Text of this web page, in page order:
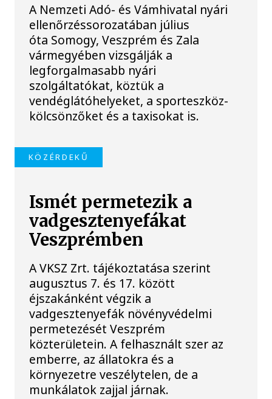
A Nemzeti Adó- és Vámhivatal nyári
ellenőrzéssorozatában július
óta Somogy, Veszprém és Zala
vármegyében vizsgálják a
legforgalmasabb nyári
szolgáltatókat, köztük a
vendéglátóhelyeket, a sporteszköz-
kölcsönzőket és a taxisokat is.
KÖZÉRDEKŰ
Ismét permetezik a
vadgesztenyefákat
Veszprémben
A VKSZ Zrt. tájékoztatása szerint
augusztus 7. és 17. között
éjszakánként végzik a
vadgesztenyefák növényvédelmi
permetezését Veszprém
közterületein. A felhasznált szer az
emberre, az állatokra és a
környezetre veszélytelen, de a
munkálatok zajjal járnak.